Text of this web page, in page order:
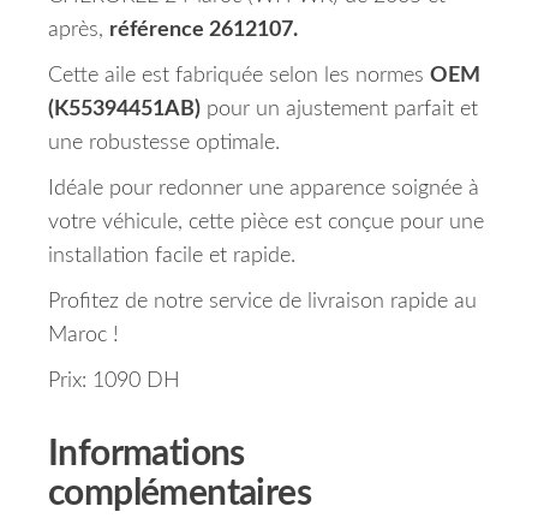
après, référence 2612107.
Cette aile est fabriquée selon les normes OEM
(K55394451AB) pour un ajustement parfait et
une robustesse optimale.
Idéale pour redonner une apparence soignée à
votre véhicule, cette pièce est conçue pour une
installation facile et rapide.
Profitez de notre service de livraison rapide au
Maroc !
Prix: 1090 DH
Informations
complémentaires